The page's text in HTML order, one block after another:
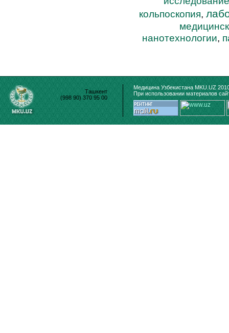
кольпоскопия,
нанотехнологии,
Ташкент
(998 90) 370 95 00
Медицина Узбекистана MKU.UZ
При использовании материалов